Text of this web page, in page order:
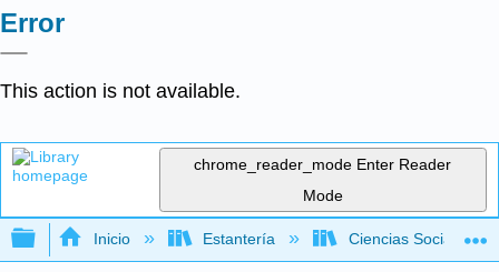
Error
This action is not available.
chrome_reader_mode Enter Reader
Mode
Expandir/contraer jerarquía global
Inicio Estantería Ciencias Sociales